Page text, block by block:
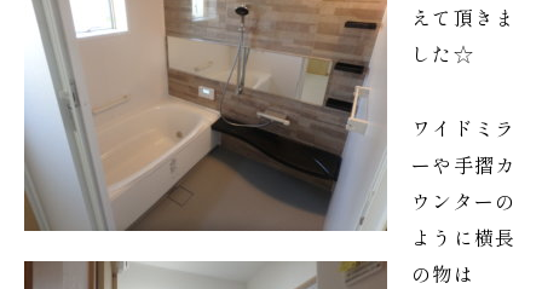
えて頂きま
した☆
ワイドミラ
ーや手摺カ
ウンターの
ように横長
の物は